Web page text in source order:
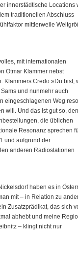
innerstädtische Locations
traditionellen Abschluss
mittlerweile
mit internationalen
Otmar Klammer nebst
Klammers Credo »Du bist,
und nunmehr auch
eingeschlagenen Weg
will. Und das ist gut so,
die üblichen
Resonanz sprechen
und aufgrund der
anderen Radiostationen
haben es in
mit – in Relation zu
Zusatzprädikat, das sich
abhebt und meine
– klingt nicht nur